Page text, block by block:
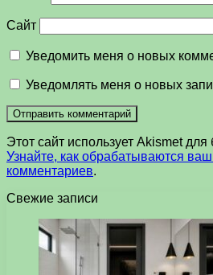
Сайт
Уведомить меня о новых
Уведомлять меня о новых
Этот сайт использует Akismet
Узнайте, как обрабатываются
комментариев.
Свежие записи